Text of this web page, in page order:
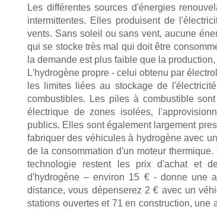
Les différentes sources d'énergies
intermittentes. Elles produisent de
vents. Sans soleil ou sans vent, aucune
qui se stocke très mal qui doit être
la demande est plus faible que la
L'hydrogène propre - celui obtenu par
les limites liées au stockage de
combustibles. Les piles à combustible
électrique de zones isolées,
publics. Elles sont également largement
fabriquer des véhicules à hydrogène avec
de la consommation d'un moteur
technologie restent les prix d'achat et
d'hydrogène – environ 15 € - donne une
distance, vous dépenserez 2 € avec un
stations ouvertes et 71 en construction,